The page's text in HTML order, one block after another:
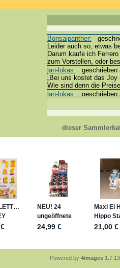
Bonsaipanther:
Leider auch so, etwas
Darum kaufe ich
zum Vorstellen, oder
jan-lukas: geschrieben
„Bei uns kostet das
Wie sind denn die
jan-lukas:geschrieben
Bonsaipanther:
@ Harald
https://www.ue-ei-
Für die Figuren
mein Enkel hat die
jan-lukas:
geschrieben
https://www.ferrero-
sammelspass.de/
jan-lukas:
geschrieben
stimmt, jetzt fällt es mir
*Bussi*
Bonsaipanther:
So habe ich das in
jan-lukas:geschrieben
dieser
Powered by 4images